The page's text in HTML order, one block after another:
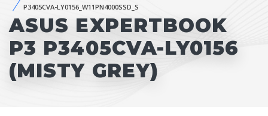
P3405CVA-LY0156_W11PN4000SSD_S
ASUS EXPERTBOOK
P3 P3405CVA-LY0156
(MISTY GREY)